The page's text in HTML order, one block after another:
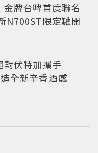
牌台啤首度聯名
N700ST限定罐開
對伏特加攜手
全新辛香酒感